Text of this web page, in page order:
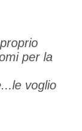
per la
voglio